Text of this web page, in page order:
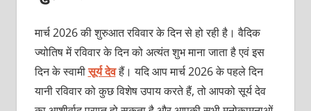
मार्च 2026 की शुरुआत रविवार के दिन से हो रही है। वैदिक
ज्‍योतिष में रविवार के दिन को अत्‍यंत शुभ माना जाता है एवं इस
दिन के स्‍वामीसूर्य देवहैं। यदि आप मार्च 2026 के पहले दिन
यानी रविवार को कुछ विशेष उपाय करते हैं, तो आपको सूर्य देव